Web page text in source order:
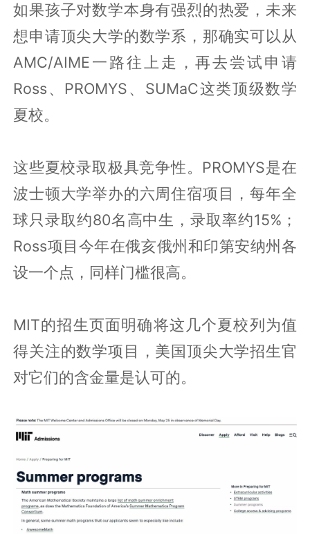
如果孩子对数学本身有强烈的热爱，未来
想申请顶尖大学的数学系，那确实可以从
AMC/AIME一路往上走，再去尝试申请
Ross、PROMYS、SUMaC这类顶级数学
夏校。
这些夏校录取极具竞争性。PROMYS是在
波士顿大学举办的六周住宿项目，每年全
球只录取约80名高中生，录取率约15%；
Ross项目今年在俄亥俄州和印第安纳州各
设一个点，同样门槛很高。
MIT的招生页面明确将这几个夏校列为值
得关注的数学项目，美国顶尖大学招生官
对它们的含金量是认可的。